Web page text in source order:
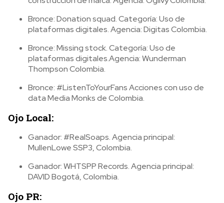
Bronce: Donation squad. Categoría: Uso de
plataformas digitales. Agencia: Digitas Colombia.
Bronce: Missing stock. Categoría: Uso de
plataformas digitales.Agencia: Wunderman
Thompson Colombia.
Bronce: #ListenToYourFans Acciones con uso de
data Media Monks de Colombia.
Ojo Local:
Ganador: #RealSoaps. Agencia principal:
MullenLowe SSP3, Colombia.
Ganador: WHTSPP Records. Agencia principal:
DAVID Bogotá, Colombia.
Ojo PR: